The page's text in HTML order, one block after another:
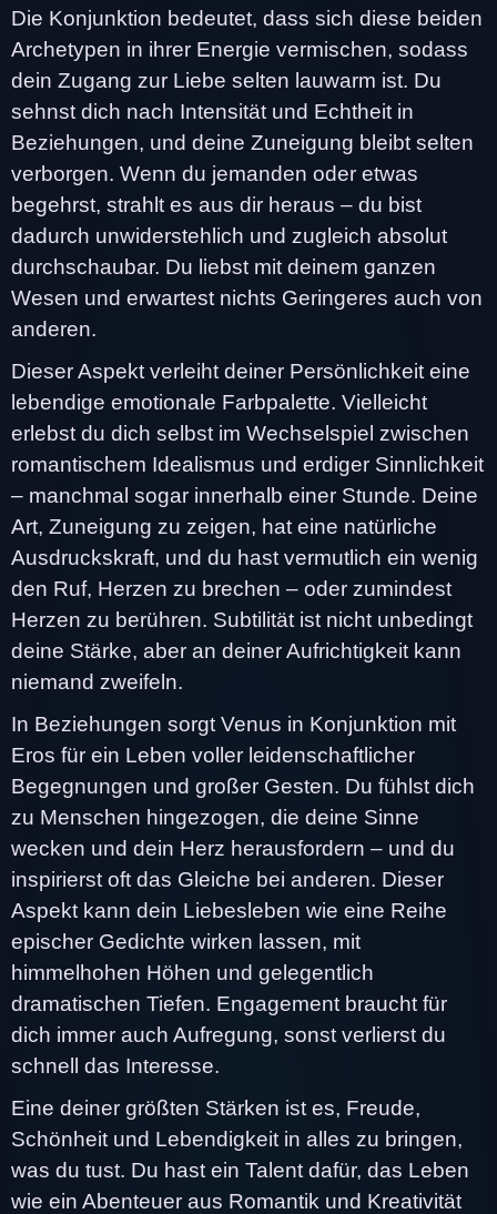
Die Konjunktion bedeutet, dass sich diese beiden
Archetypen in ihrer Energie vermischen, sodass
dein Zugang zur Liebe selten lauwarm ist. Du
sehnst dich nach Intensität und Echtheit in
Beziehungen, und deine Zuneigung bleibt selten
verborgen. Wenn du jemanden oder etwas
begehrst, strahlt es aus dir heraus – du bist
dadurch unwiderstehlich und zugleich absolut
durchschaubar. Du liebst mit deinem ganzen
Wesen und erwartest nichts Geringeres auch von
anderen.
Dieser Aspekt verleiht deiner Persönlichkeit eine
lebendige emotionale Farbpalette. Vielleicht
erlebst du dich selbst im Wechselspiel zwischen
romantischem Idealismus und erdiger Sinnlichkeit
– manchmal sogar innerhalb einer Stunde. Deine
Art, Zuneigung zu zeigen, hat eine natürliche
Ausdruckskraft, und du hast vermutlich ein wenig
den Ruf, Herzen zu brechen – oder zumindest
Herzen zu berühren. Subtilität ist nicht unbedingt
deine Stärke, aber an deiner Aufrichtigkeit kann
niemand zweifeln.
In Beziehungen sorgt Venus in Konjunktion mit
Eros für ein Leben voller leidenschaftlicher
Begegnungen und großer Gesten. Du fühlst dich
zu Menschen hingezogen, die deine Sinne
wecken und dein Herz herausfordern – und du
inspirierst oft das Gleiche bei anderen. Dieser
Aspekt kann dein Liebesleben wie eine Reihe
epischer Gedichte wirken lassen, mit
himmelhohen Höhen und gelegentlich
dramatischen Tiefen. Engagement braucht für
dich immer auch Aufregung, sonst verlierst du
schnell das Interesse.
Eine deiner größten Stärken ist es, Freude,
Schönheit und Lebendigkeit in alles zu bringen,
was du tust. Du hast ein Talent dafür, das Leben
wie ein Abenteuer aus Romantik und Kreativität